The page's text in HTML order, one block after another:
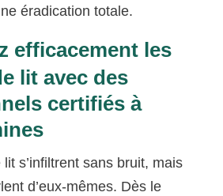
éradication totale.
efficacement les
lit avec des
certifiés à
s’infiltrent sans bruit, mais
d’eux-mêmes. Dès le